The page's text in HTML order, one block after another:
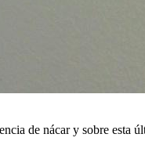
de nácar y sobre esta